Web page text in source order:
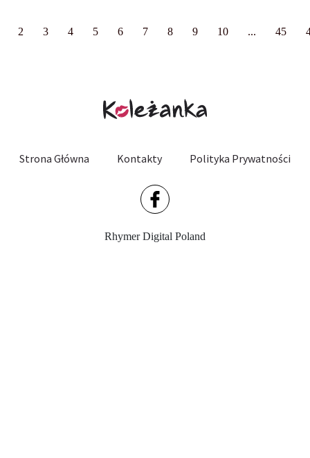
2 3 4 5 6 7 8 9 10 ... 45
Strona Główna Kontakty Polityka Prywatności
Rhymer Digital Poland